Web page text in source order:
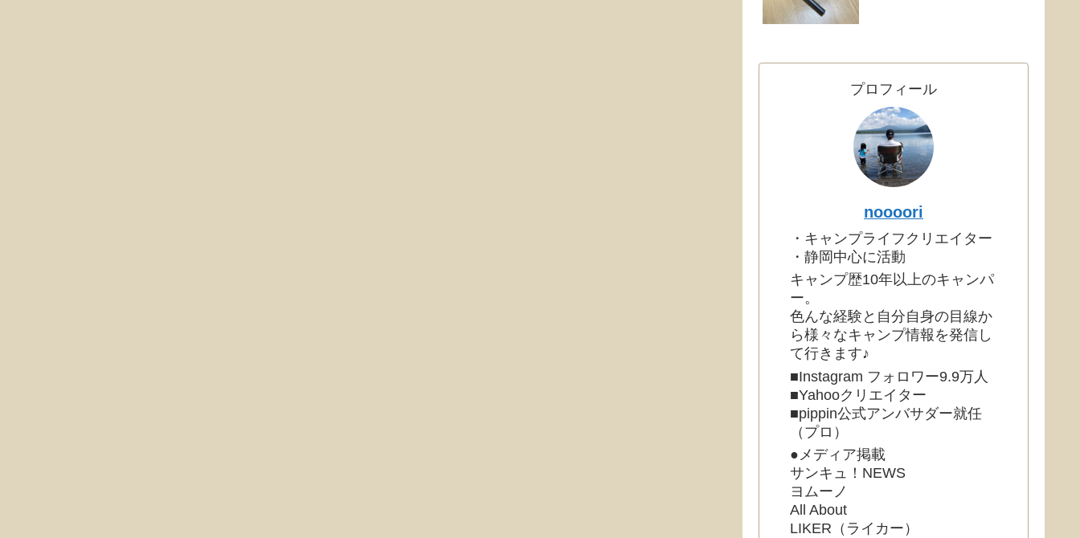
プロフィール
noooori
・キャンプライフクリエイター
・静岡中心に活動
キャンプ歴10年以上のキャンパ
ー。
色んな経験と自分自身の目線か
ら様々なキャンプ情報を発信し
て行きます♪
■Instagram フォロワー9.9万人
■Yahooクリエイター
■pippin公式アンバサダー就任
（プロ）
●メディア掲載
サンキュ！NEWS
ヨムーノ
All About
LIKER（ライカー）